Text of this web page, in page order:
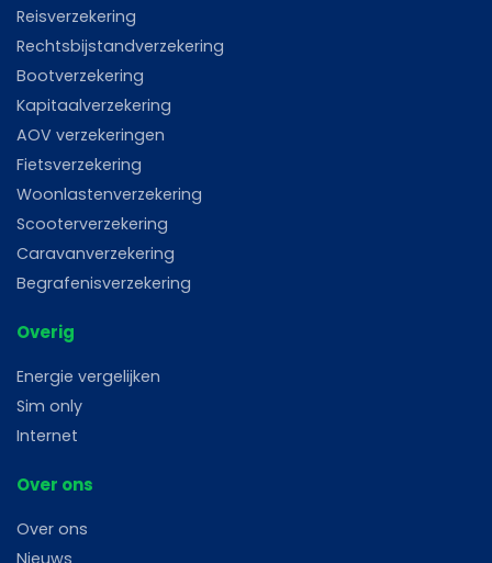
Reisverzekering
Rechtsbijstandverzekering
Bootverzekering
Kapitaalverzekering
AOV verzekeringen
Fietsverzekering
Woonlastenverzekering
Scooterverzekering
Caravanverzekering
Begrafenisverzekering
Overig
Energie vergelijken
Sim only
Internet
Over ons
Over ons